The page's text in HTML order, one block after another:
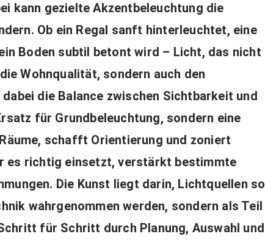
kann gezielte Akzentbeleuchtung die
Ob ein Regal sanft hinterleuchtet, eine
Boden subtil betont wird – Licht, das nicht
Wohnqualität, sondern auch den
die Balance zwischen Sichtbarkeit und
für Grundbeleuchtung, sondern eine
schafft Orientierung und zoniert
es richtig einsetzt, verstärkt bestimmte
Die Kunst liegt darin, Lichtquellen so
wahrgenommen werden, sondern als Teil
für Schritt durch Planung, Auswahl und